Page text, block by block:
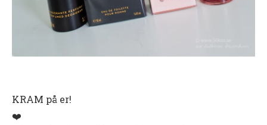
KRAM på er!
❤️